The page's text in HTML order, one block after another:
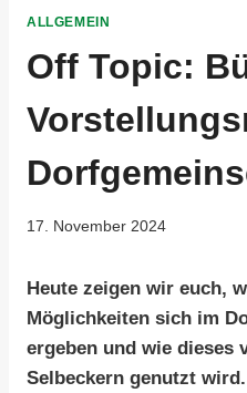
ALLGEMEIN
Off Topic:
17. November 2024
Heute zeigen wir euch,
Möglichkeiten sich im
ergeben und wie dieses
Selbeckern genutzt wird.